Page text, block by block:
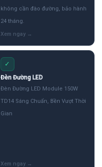
không cần đào đường, bảo hành
24 tháng.
✓
Đèn Đường LED
Đèn Đường LED Module 150W
TD14 Sáng Chuẩn, Bền Vượt Thời
Gian